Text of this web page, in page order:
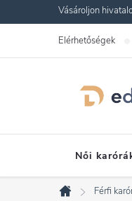
a
Vásároljon
Elérhetőségek
Női
Férfi